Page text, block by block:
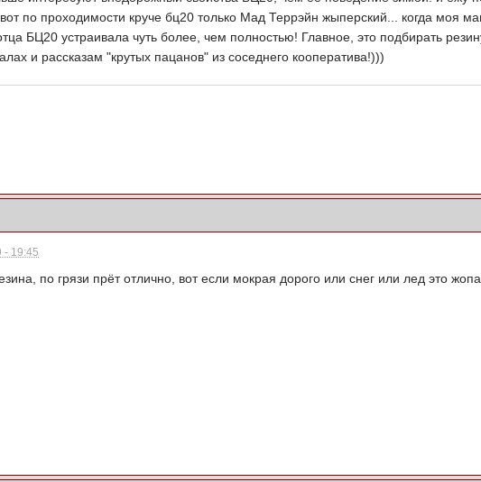
по проходимости круче бц20 только Мад Террэйн жыперский... когда моя
БЦ20 устраивала чуть более, чем полностью! Главное, это подбирать
и рассказам "крутых пацанов" из соседнего кооператива!)))
- 19:45
по грязи прёт отлично, вот если мокрая дорого или снег или лед это жопа